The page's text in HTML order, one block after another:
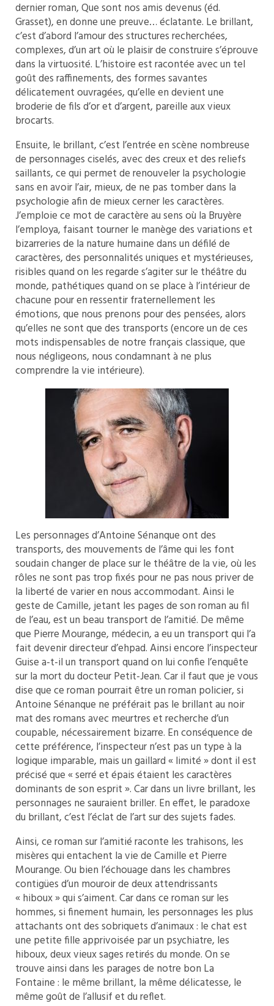
dernier roman, Que sont nos amis devenus (éd.
Grasset), en donne une preuve… éclatante. Le brillant,
c’est d’abord l’amour des structures recherchées,
complexes, d’un art où le plaisir de construire s’éprouve
dans la virtuosité. L’histoire est racontée avec un tel
goût des raffinements, des formes savantes
délicatement ouvragées, qu’elle en devient une
broderie de fils d’or et d’argent, pareille aux vieux
brocarts.
Ensuite, le brillant, c’est l’entrée en scène nombreuse
de personnages ciselés, avec des creux et des reliefs
saillants, ce qui permet de renouveler la psychologie
sans en avoir l’air, mieux, de ne pas tomber dans la
psychologie afin de mieux cerner les caractères.
J’emploie ce mot de caractère au sens où la Bruyère
l’employa, faisant tourner le manège des variations et
bizarreries de la nature humaine dans un défilé de
caractères, des personnalités uniques et mystérieuses,
risibles quand on les regarde s’agiter sur le théâtre du
monde, pathétiques quand on se place à l’intérieur de
chacune pour en ressentir fraternellement les
émotions, que nous prenons pour des pensées, alors
qu’elles ne sont que des transports (encore un de ces
mots indispensables de notre français classique, que
nous négligeons, nous condamnant à ne plus
comprendre la vie intérieure).
Les personnages d’Antoine Sénanque ont des
transports, des mouvements de l’âme qui les font
soudain changer de place sur le théâtre de la vie, où les
rôles ne sont pas trop fixés pour ne pas nous priver de
la liberté de varier en nous accommodant. Ainsi le
geste de Camille, jetant les pages de son roman au fil
de l’eau, est un beau transport de l’amitié. De même
que Pierre Mourange, médecin, a eu un transport qui l’a
fait devenir directeur d’ehpad. Ainsi encore l’inspecteur
Guise a-t-il un transport quand on lui confie l’enquête
sur la mort du docteur Petit-Jean. Car il faut que je vous
dise que ce roman pourrait être un roman policier, si
Antoine Sénanque ne préférait pas le brillant au noir
mat des romans avec meurtres et recherche d’un
coupable, nécessairement bizarre. En conséquence de
cette préférence, l’inspecteur n’est pas un type à la
logique imparable, mais un gaillard « limité » dont il est
précisé que « serré et épais étaient les caractères
dominants de son esprit ». Car dans un livre brillant, les
personnages ne sauraient briller. En effet, le paradoxe
du brillant, c’est l’éclat de l’art sur des sujets fades.
Ainsi, ce roman sur l’amitié raconte les trahisons, les
misères qui entachent la vie de Camille et Pierre
Mourange. Ou bien l’échouage dans les chambres
contigües d’un mouroir de deux attendrissants
« hiboux » qui s’aiment. Car dans ce roman sur les
hommes, si finement humain, les personnages les plus
attachants ont des sobriquets d’animaux : le chat est
une petite fille apprivoisée par un psychiatre, les
hiboux, deux vieux sages retirés du monde. On se
trouve ainsi dans les parages de notre bon La
Fontaine : le même brillant, la même délicatesse, le
même goût de l’allusif et du reflet.